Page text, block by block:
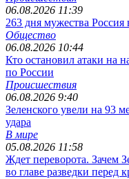
06.08.2026 11:39
263 дня мужества Россия
Общество
06.08.2026 10:44
Кто остановил атаки на
по России
Происшествия
06.08.2026 9:40
Зеленского увели на 93
удара
В мире
05.08.2026 11:58
Ждет переворота. Зачем
во главе разведки перед